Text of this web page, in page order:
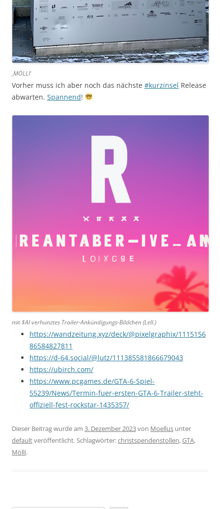
‚MÖLLI‘
Vorher muss ich aber noch das nächste #kurzinsel Release
abwarten. Spannend!
mit $AI verhunztes Trailer-Ankündigungs-Bildchen (Lell.)
https://wandzeitung.xyz/deck/@pixelgraphix/1115156
86584827811
https://d-64.social/@lutz/111385581866679043
https://ubirch.com/
https://www.pcgames.de/GTA-6-Spiel-
55239/News/Termin-fuer-ersten-GTA-6-Trailer-steht-
offiziell-fest-rockstar-1435357/
Dieser Beitrag wurde am 3. Dezember 2023von Moellus unter
defaultveröffentlicht. Schlagwörter:christspendenstollen,GTA,
Mölli.